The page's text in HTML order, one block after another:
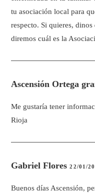
tu asociación local para
respecto. Si quieres,
diremos cuál es la
Ascensión Ortega
Me gustaría tener
Rioja
Gabriel Flores22/01/
Buenos días Ascensión,